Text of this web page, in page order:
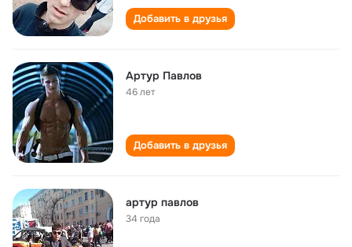
Добавить в друзья
Артур Павлов
46 лет
Добавить в друзья
артур павлов
34 года